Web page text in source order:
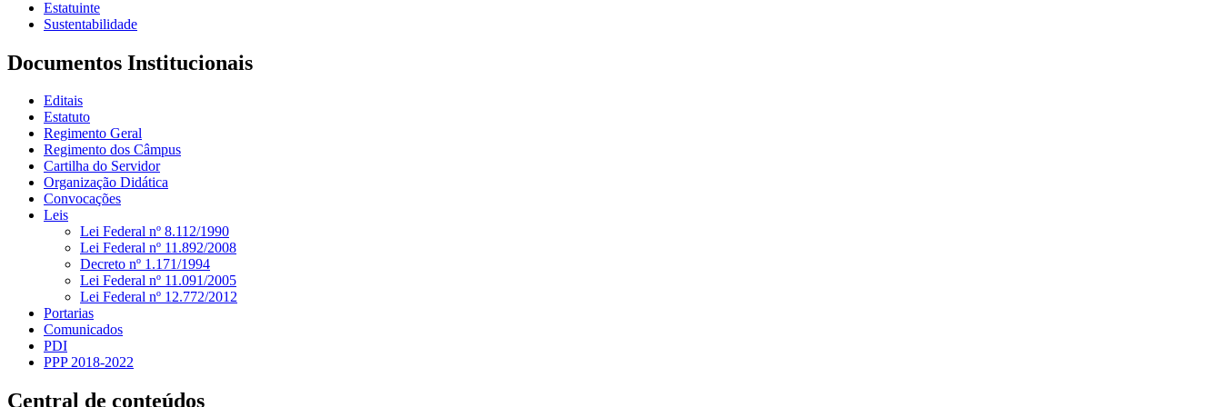
Estatuinte
Sustentabilidade
Documentos Institucionais
Editais
Estatuto
Regimento Geral
Regimento dos Câmpus
Cartilha do Servidor
Organização Didática
Convocações
Leis
Lei Federal nº 8.112/1990
Lei Federal nº 11.892/2008
Decreto nº 1.171/1994
Lei Federal nº 11.091/2005
Lei Federal nº 12.772/2012
Portarias
Comunicados
PDI
PPP 2018-2022
Central de conteúdos